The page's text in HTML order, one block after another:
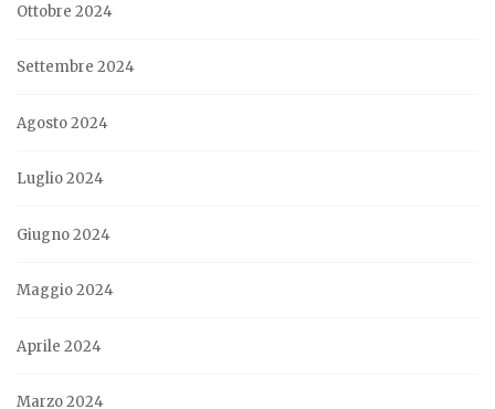
Ottobre 2024
Settembre 2024
Agosto 2024
Luglio 2024
Giugno 2024
Maggio 2024
Aprile 2024
Marzo 2024